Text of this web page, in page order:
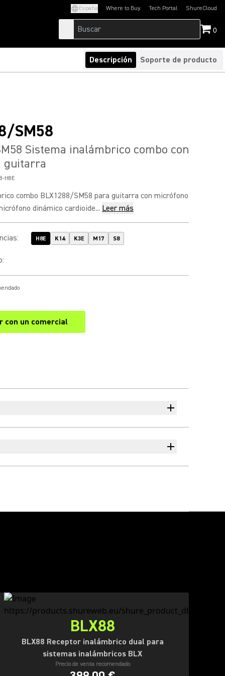
España Where to Buy Tech Portal
(Opens in a new tab)ShureCloud
(Opens in a new
0
Descripción Soporte de producto
SM58
Sistema inalámbrico combo con
guitarra
H8E
combo BLX1288/SM58 para guitarra con micrófono
dinámico cardioide... Leer más
: H8E K14 K3E M17 S8
:
con un comercial
BLX88
BLX88 Receptor inalámbrico dual para
sistemas inalámbricos BLX
Precio de venta recomendado